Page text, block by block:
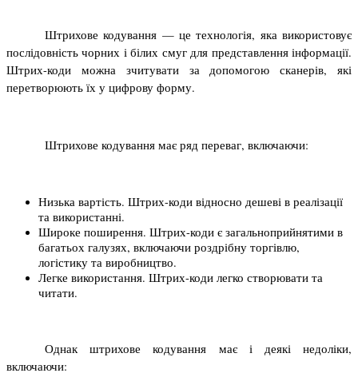
Штрихове кодування — це технологія, яка використовує
послідовність чорних і білих смуг для представлення інформації.
Штрих-коди можна зчитувати за допомогою сканерів, які
перетворюють їх у цифрову форму.
Штрихове кодування має ряд переваг, включаючи:
Низька вартість. Штрих-коди відносно дешеві в реалізації
та використанні.
Широке поширення. Штрих-коди є загальноприйнятими в
багатьох галузях, включаючи роздрібну торгівлю,
логістику та виробництво.
Легке використання. Штрих-коди легко створювати та
читати.
Однак штрихове кодування має і деякі недоліки,
включаючи: